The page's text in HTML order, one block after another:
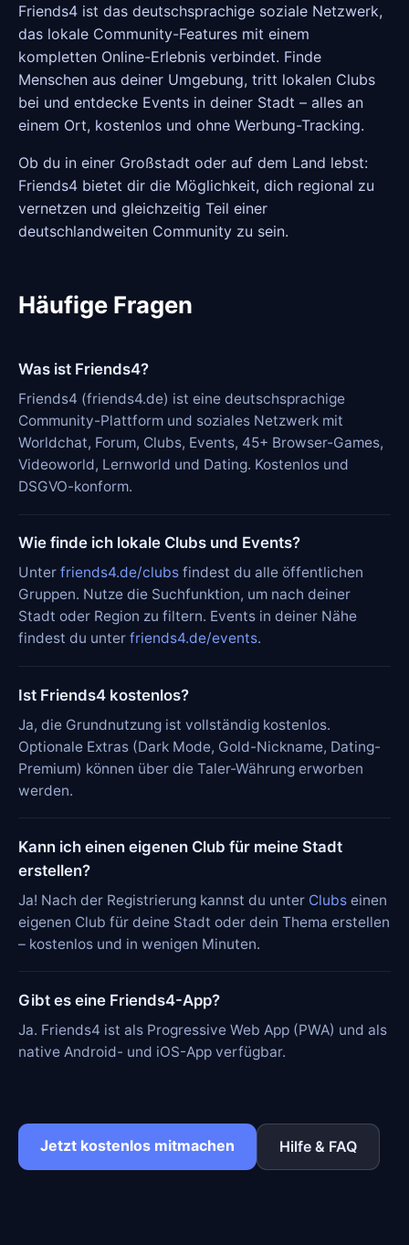
Friends4 ist das deutschsprachige soziale Netzwerk,
das lokale Community-Features mit einem
kompletten Online-Erlebnis verbindet. Finde
Menschen aus deiner Umgebung, tritt lokalen Clubs
bei und entdecke Events in deiner Stadt – alles an
einem Ort, kostenlos und ohne Werbung-Tracking.
Ob du in einer Großstadt oder auf dem Land lebst:
Friends4 bietet dir die Möglichkeit, dich regional zu
vernetzen und gleichzeitig Teil einer
deutschlandweiten Community zu sein.
Häufige Fragen
Was ist Friends4?
Friends4 (friends4.de) ist eine deutschsprachige
Community-Plattform und soziales Netzwerk mit
Worldchat, Forum, Clubs, Events, 45+ Browser-Games,
Videoworld, Lernworld und Dating. Kostenlos und
DSGVO-konform.
Wie finde ich lokale Clubs und Events?
Unter friends4.de/clubs findest du alle öffentlichen
Gruppen. Nutze die Suchfunktion, um nach deiner
Stadt oder Region zu filtern. Events in deiner Nähe
findest du unter friends4.de/events.
Ist Friends4 kostenlos?
Ja, die Grundnutzung ist vollständig kostenlos.
Optionale Extras (Dark Mode, Gold-Nickname, Dating-
Premium) können über die Taler-Währung erworben
werden.
Kann ich einen eigenen Club für meine Stadt
erstellen?
Ja! Nach der Registrierung kannst du unter Clubs einen
eigenen Club für deine Stadt oder dein Thema erstellen
– kostenlos und in wenigen Minuten.
Gibt es eine Friends4-App?
Ja. Friends4 ist als Progressive Web App (PWA) und als
native Android- und iOS-App verfügbar.
Jetzt kostenlos mitmachen Hilfe & FAQ